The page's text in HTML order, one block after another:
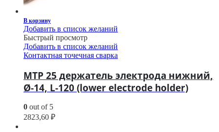
В корзину
Добавить в список желаний
Быстрый просмотр
Добавить в список желаний
Контактная точечная сварка
МТР 25 держатель электрода нижний,
Ø-14, L-120 (lower electrode holder)
0 out of 5
2823,60 ₽